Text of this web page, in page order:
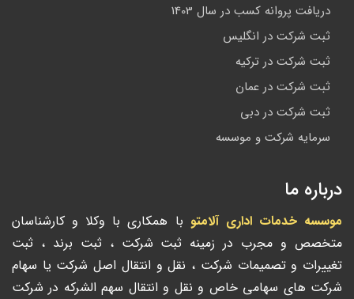
دریافت پروانه کسب در سال 1403
ثبت شرکت در انگلیس
ثبت شرکت در ترکیه
ثبت شرکت در عمان
ثبت شرکت در دبی
سرمایه شرکت و موسسه
درباره ما
موسسه خدمات اداری آلامتو با همکاری با وکلا و کارشناسان
متخصص و مجرب در زمینه ثبت شرکت ، ثبت برند ، ثبت
تغییرات و تصمیمات شرکت ، نقل و انتقال اصل شرکت یا سهام
شرکت های سهامی خاص و نقل و انتقال سهم الشرکه در شرکت